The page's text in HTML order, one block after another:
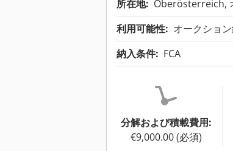
所在地: Oberösterreich,
利用可能性: オークショ
納入条件: FCA
分解および積載費用:
€9,000.00 (必須)